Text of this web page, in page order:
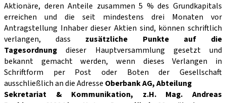
Aktionäre, deren Anteile zusammen 5 % des Grundkapitals
erreichen und die seit mindestens drei Monaten vor
Antragstellung Inhaber dieser Aktien sind, können schriftlich
verlangen, dass zusätzliche Punkte auf die
Tagesordnungdieser Hauptversammlung gesetzt und
bekannt gemacht werden, wenn dieses Verlangen in
Schriftform per Post oder Boten der Gesellschaft
ausschließlich an die Adresse Oberbank AG, Abteilung
Sekretariat & Kommunikation, z.H. Mag. Andreas